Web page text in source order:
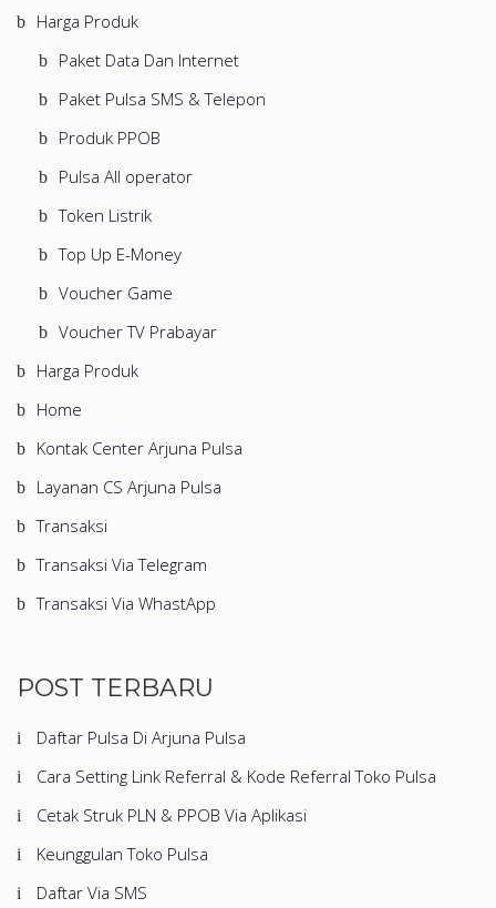
Harga Produk
Paket Data Dan Internet
Paket Pulsa SMS & Telepon
Produk PPOB
Pulsa All operator
Token Listrik
Top Up E-Money
Voucher Game
Voucher TV Prabayar
Harga Produk
Home
Kontak Center Arjuna Pulsa
Layanan CS Arjuna Pulsa
Transaksi
Transaksi Via Telegram
Transaksi Via WhastApp
POST TERBARU
Daftar Pulsa Di Arjuna Pulsa
Cara Setting Link Referral & Kode Referral Toko Pulsa
Cetak Struk PLN & PPOB Via Aplikasi
Keunggulan Toko Pulsa
Daftar Via SMS